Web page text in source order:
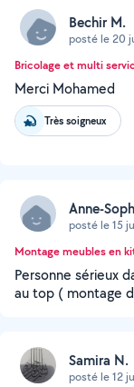
Bechir M.
posté le 20
Bricolage et multi
Merci Mohamed
Très soigneux
Anne-
posté le 15
Montage meubles en
Personne sérieux
au top ( montage
Samira N.
posté le 12